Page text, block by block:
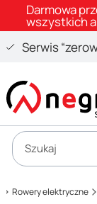
Darmowa
wszystkich
Serwis
Otwórz
Rowery elektryczne